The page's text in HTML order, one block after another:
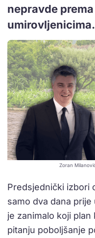
nepravde
umirovljenicima.
Zoran
Predsjednički izbori
samo dva dana
je zanimalo koji plan
pitanju poboljšanje